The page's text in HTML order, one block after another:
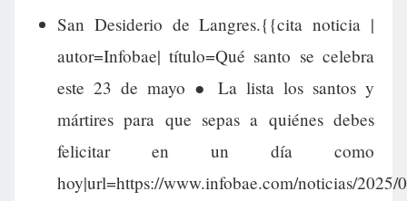
San Desiderio de Langres.{{cita noticia |
autor=Infobae| título=Qué santo se celebra
este 23 de mayo ● La lista los santos y
mártires para que sepas a quiénes debes
felicitar en un día como
hoy|url=https://www.infobae.com/noticias/2025/